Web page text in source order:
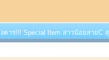
คาร!!! Special Item สาวน้อยสายC